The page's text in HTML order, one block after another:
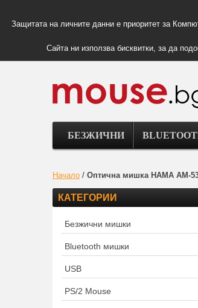
Защитата на личните данни е приоритет за
Сайта ни използва бисквитки, за да
БЕЗЖИЧНИ
Начало / Оптична мишка HAMA AM-
КАТЕГОРИИ
Безжични мишки
Bluetooth мишки
USB
PS/2 Mouse